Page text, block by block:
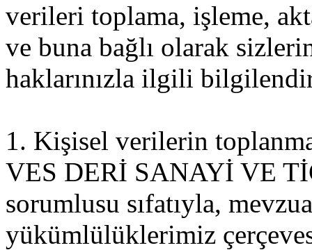
verileri toplama, işleme,
ve buna bağlı olarak
haklarınızla ilgili
1. Kişisel verilerin
VES DERİ SANAYİ VE
sorumlusu sıfatıyla,
yükümlülüklerimiz